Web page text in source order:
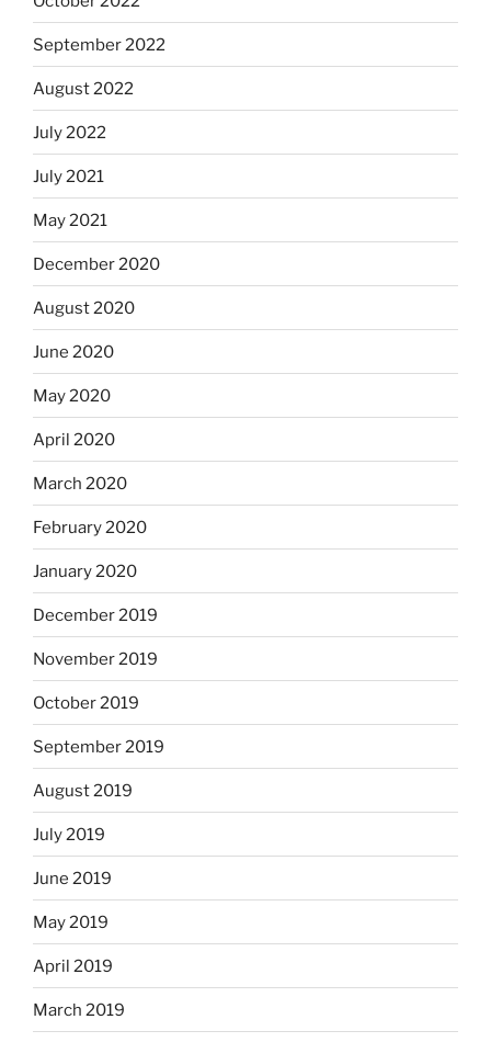
September 2022
August 2022
July 2022
July 2021
May 2021
December 2020
August 2020
June 2020
May 2020
April 2020
March 2020
February 2020
January 2020
December 2019
November 2019
October 2019
September 2019
August 2019
July 2019
June 2019
May 2019
April 2019
March 2019